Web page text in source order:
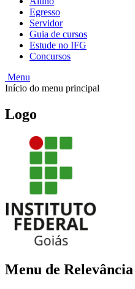
Egresso
Servidor
Guia de cursos
Estude no IFG
Concursos
Menu
Início do menu principal
Logo
Menu de Relevância